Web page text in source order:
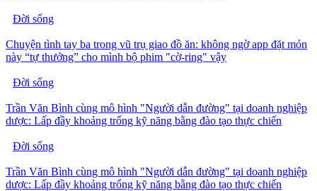
Đời sống
Chuyện tình tay ba trong vũ trụ giao đồ ăn: không ngờ app đặt món
này “tự thưởng” cho mình bộ phim "cờ-ring" vậy
Đời sống
Trần Văn Bình cùng mô hình "Người dẫn đường" tại doanh nghiệp
dược: Lấp đầy khoảng trống kỹ năng bằng đào tạo thực chiến
Đời sống
Trần Văn Bình cùng mô hình "Người dẫn đường" tại doanh nghiệp
dược: Lấp đầy khoảng trống kỹ năng bằng đào tạo thực chiến